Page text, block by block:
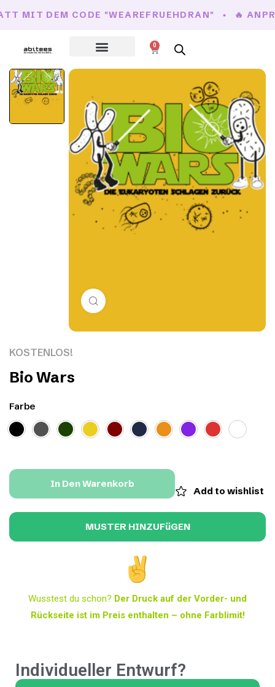
MIT DEM CODE "WEAREFRUEHDRAN" 🔥
0
KOSTENLOS!
Bio Wars
Farbe
In Den Warenkorb
Add to wishlist
Wusstest du schon? Der Druck auf der Vorder- und
Rückseite ist im Preis enthalten – ohne Farblimit!
Individueller Entwurf?